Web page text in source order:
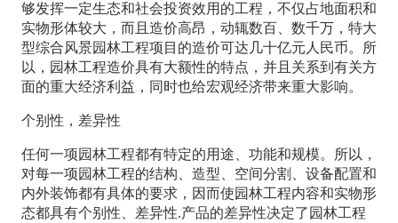
够发挥一定生态和社会投资效用的工程，不仅占地面积和
实物形体较大，而且造价高昂，动辄数百、数千万，特大
型综合风景园林工程项目的造价可达几十亿元人民币。所
以，园林工程造价具有大额性的特点，并且关系到有关方
面的重大经济利益，同时也给宏观经济带来重大影响。
个别性，差异性
任何一项园林工程都有特定的用途、功能和规模。所以，
对每一项园林工程的结构、造型、空间分割、设备配置和
内外装饰都有具体的要求，因而使园林工程内容和实物形
态都具有个别性、差异性.产品的差异性决定了园林工程